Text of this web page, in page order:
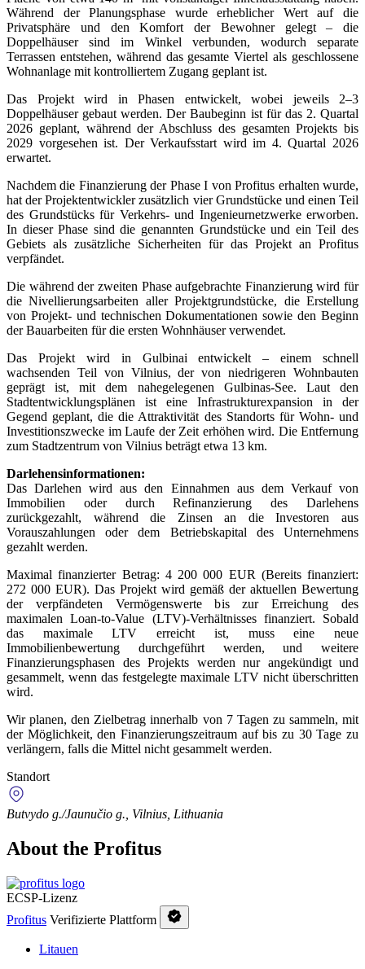
Während der Planungsphase wurde erheblicher Wert auf die
Privatsphäre und den Komfort der Bewohner gelegt – die
Doppelhäuser sind im Winkel verbunden, wodurch separate
Terrassen entstehen, während das gesamte Viertel als geschlossene
Wohnanlage mit kontrolliertem Zugang geplant ist.
Das Projekt wird in Phasen entwickelt, wobei jeweils 2–3
Doppelhäuser gebaut werden. Der Baubeginn ist für das 2. Quartal
2026 geplant, während der Abschluss des gesamten Projekts bis
2029 vorgesehen ist. Der Verkaufsstart wird im 4. Quartal 2026
erwartet.
Nachdem die Finanzierung der Phase I von Profitus erhalten wurde,
hat der Projektentwickler zusätzlich vier Grundstücke und einen Teil
des Grundstücks für Verkehrs- und Ingenieurnetzwerke erworben.
In dieser Phase sind die genannten Grundstücke und ein Teil des
Gebiets als zusätzliche Sicherheiten für das Projekt an Profitus
verpfändet.
Die während der zweiten Phase aufgebrachte Finanzierung wird für
die Nivellierungsarbeiten aller Projektgrundstücke, die Erstellung
von Projekt- und technischen Dokumentationen sowie den Beginn
der Bauarbeiten für die ersten Wohnhäuser verwendet.
Das Projekt wird in Gulbinai entwickelt – einem schnell
wachsenden Teil von Vilnius, der von niedrigeren Wohnbauten
geprägt ist, mit dem nahegelegenen Gulbinas-See. Laut den
Stadtentwicklungsplänen ist eine Infrastrukturexpansion in der
Gegend geplant, die die Attraktivität des Standorts für Wohn- und
Investitionszwecke im Laufe der Zeit erhöhen wird. Die Entfernung
zum Stadtzentrum von Vilnius beträgt etwa 13 km.
Darlehensinformationen:
Das Darlehen wird aus den Einnahmen aus dem Verkauf von
Immobilien oder durch Refinanzierung des Darlehens
zurückgezahlt, während die Zinsen an die Investoren aus
Vorauszahlungen oder dem Betriebskapital des Unternehmens
gezahlt werden.
Maximal finanzierter Betrag: 4 200 000 EUR (Bereits finanziert:
272 000 EUR). Das Projekt wird gemäß der aktuellen Bewertung
der verpfändeten Vermögenswerte bis zur Erreichung des
maximalen Loan-to-Value (LTV)-Verhältnisses finanziert. Sobald
das maximale LTV erreicht ist, muss eine neue
Immobilienbewertung durchgeführt werden, und weitere
Finanzierungsphasen des Projekts werden nur angekündigt und
gesammelt, wenn das festgelegte maximale LTV nicht überschritten
wird.
Wir planen, den Zielbetrag innerhalb von 7 Tagen zu sammeln, mit
der Möglichkeit, den Finanzierungszeitraum auf bis zu 30 Tage zu
verlängern, falls die Mittel nicht gesammelt werden.
Standort
Butvydo g./Jaunučio g., Vilnius, Lithuania
About the Profitus
ECSP-Lizenz
Profitus Verifizierte Plattform
Litauen